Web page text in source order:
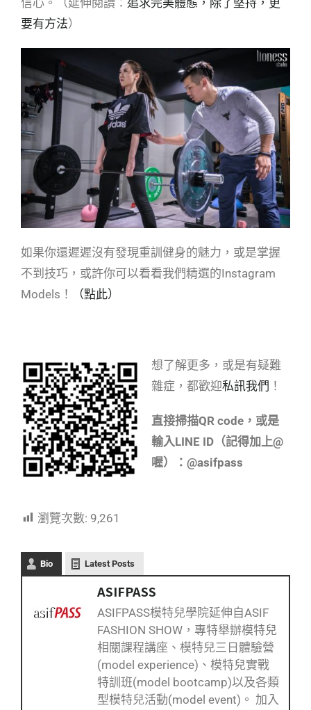
信心。（延伸閱讀： 追求完美體態，除了堅持，更
要有方法）
如果你還遲遲沒有發現重訓健身的魅力，或是掌握
不到技巧，或許你可以看看我們精選的Instagram
Models！
（點此）
想了解更多，或是有疑難
雜症，都歡迎私訊我們 ！
直接掃描QR code，或是
輸入LINE ID（記得加上@
喔）：@asifpass
瀏覽次數: 9,261
Bio Latest Posts
ASIFPASS
ASIFPASS模特兒學院延伸自ASIF
FASHION SHOW，專特舉辦模特兒
相關課程講座、模特兒三日體驗營
(model experience)、模特兒實戰
特訓班(model bootcamp)以及各類
型模特兒活動(model event)。 加入